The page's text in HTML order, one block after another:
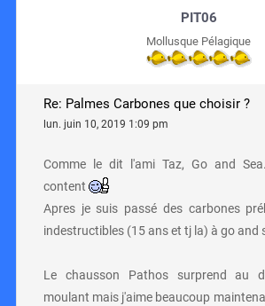
PIT06
Mollusque Pélagique
Re: Palmes Carbones que choisir ?
lun. juin 10, 2019 1:09 pm
Comme le dit l'ami Taz, Go and
content
Apres je suis passé des carbones
indestructibles (15 ans et tj la) à go and
Le chausson Pathos surprend au
moulant mais j'aime beaucoup